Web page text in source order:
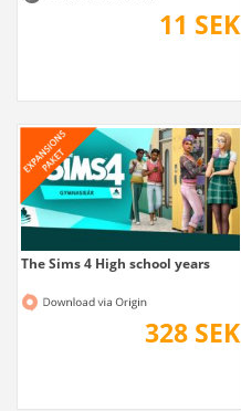
11 SEK
The Sims 4 High school years
328 SEK